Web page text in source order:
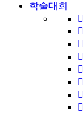
학술대회